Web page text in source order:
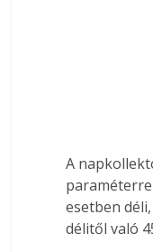
A
esetben
délitől való